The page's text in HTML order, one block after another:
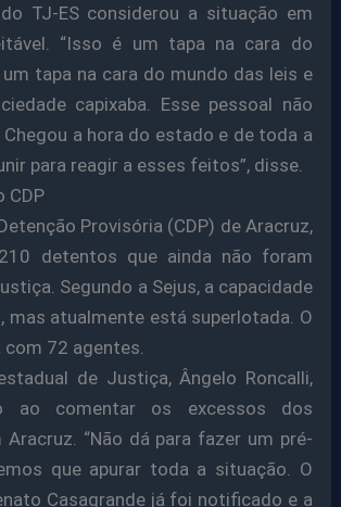
TJ-ES considerou a situação em
“Isso é um tapa na cara do
tapa na cara do mundo das leis e
capixaba. Esse pessoal não
a hora do estado e de toda a
para reagir a esses feitos”, disse.
CDP
Provisória (CDP) de Aracruz,
detentos que ainda não foram
Segundo a Sejus, a capacidade
mas atualmente está superlotada. O
72 agentes.
de Justiça, Ângelo Roncalli,
ao comentar os excessos dos
Aracruz. “Não dá para fazer um pré-
que apurar toda a situação. O
Casagrande já foi notificado e a